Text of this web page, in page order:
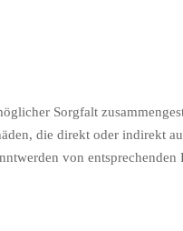
Sorgfalt
die direkt oder indirekt
von